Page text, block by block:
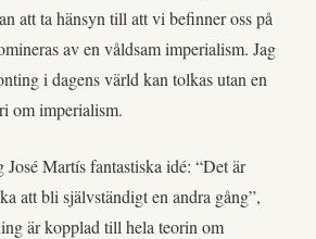
att ta hänsyn till att vi befinner oss på
av en våldsam imperialism. Jag
i dagens värld kan tolkas utan en
om imperialism.
José Martís fantastiska idé: “Det är
att bli självständigt en andra gång”,
är kopplad till hela teorin om